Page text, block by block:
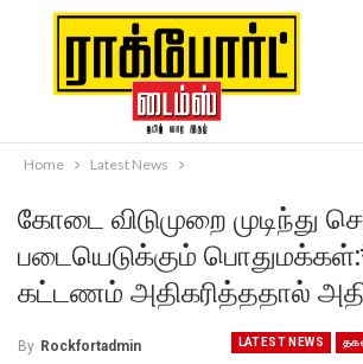
Home Latest News
கோடை விடுமுறை முடிந்து
படையெடுக்கும்
கட்டணம் அதிகரித்ததால்
LATEST NEWS
By Rockfortadmin